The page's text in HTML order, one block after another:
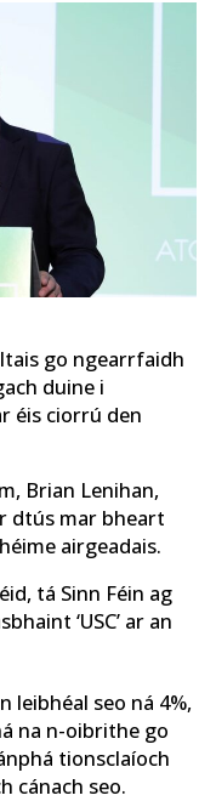
go ngearrfaidh
duine i
éis ciorrú den
Brian Lenihan,
dtús mar bheart
airgeadais.
tá Sinn Féin ag
‘USC’ ar an
leibhéal seo ná 4%,
na n-oibrithe go
tionsclaíoch
cánach seo.